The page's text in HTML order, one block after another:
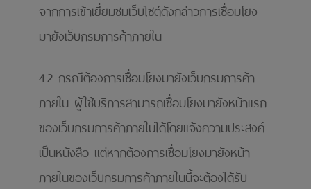
จากการเข้าเยี่ยมชมเว็บไซต์ดังกล่าวการเชื่อมโยง
มายังเว็บกรมการค้าภายใน
4.2 กรณีต้องการเชื่อมโยงมายังเว็บกรมการค้า
ภายใน ผู้ใช้บริการสามารถเชื่อมโยงมายังหน้าแรก
ของเว็บกรมการค้าภายในได้โดยแจ้งความประสงค์
เป็นหนังสือ แต่หากต้องการเชื่อมโยงมายังหน้า
ภายในของเว็บกรมการค้าภายในนี้จะต้องได้รับ